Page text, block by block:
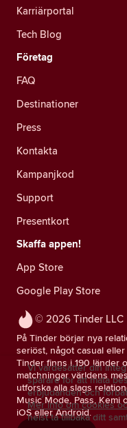
© 2026 Tinder LLC
På Tinder börjar nya
seriöst, något casual
Tinder finns i 190 länder
matchningar världens
utforska alla slags
Music Mode, Pass, Kemi
iOS eller Android.
Karriärportal
Tech Blog
Företag
FAQ
Destinationer
Press
Kontakta
Kampanjkod
Support
Presentkort
Skaffa appen!
App Store
Google Play Store
Vi värdesätter din
spårare för att mäta
erbjudanden och
Mer info om cookies
helst ta tillbaka ditt